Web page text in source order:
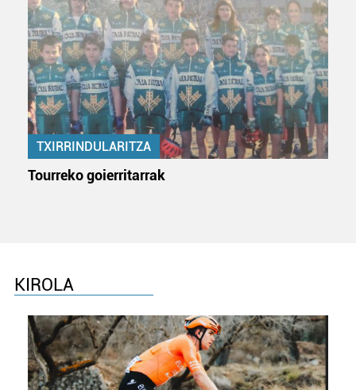
zure baimena Cookieen adierazpenean.
Webgune honek cookie propioak eta hirugarrenen cookie-
fitxategiak erabiltzen ditu. Zure esperientzia eta
zerbitzuak hobetzeko asmoz, cookie teknologiaz
baliatzen gara. Ohar hau onartuz gero, teknologia hori
erabiltzeko baimen esplizitua ematen diguzu. Gehiago
irakurri
TXIRRINDULARITZA
Tourreko goierritarrak
KIROLA